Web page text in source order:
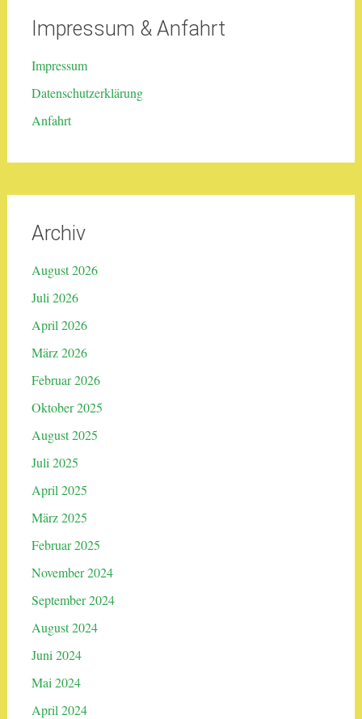
Impressum & Anfahrt
Impressum
Datenschutzerklärung
Anfahrt
Archiv
August 2026
Juli 2026
April 2026
März 2026
Februar 2026
Oktober 2025
August 2025
Juli 2025
April 2025
März 2025
Februar 2025
November 2024
September 2024
August 2024
Juni 2024
Mai 2024
April 2024